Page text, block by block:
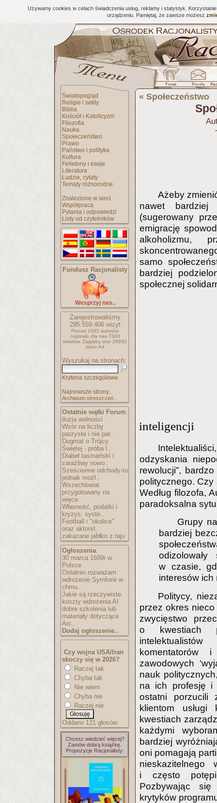
Używamy cookies w celach świadczenia usług, reklamy i statystyk.
urządzeniu. Pamiętaj, że zawsze możesz
Światopogląd
Religie i sekty
Biblia
Kościół i Katolicyzm
Filozofia
Nauka
Społeczeństwo
Prawo
Państwo i polityka
Kultura
Felietony i eseje
Literatura
Ludzie, cytaty
Tematy różnorodne
Znalezione w sieci
Współpraca
Pytania i odpowiedzi
Listy od czytelników
Fundusz Racjonalisty
Wesprzyj nas..
Zarejestrowaliśmy
295.559.406wizyt
Ponad 1062 autorów
napisało dla nas 7343
tekstów. Zajęłyby one 28930
stron A4
Wyszukaj na stronach:
Kryteria szczegółowe
Najnowsze strony..
Archiwum streszczeń..
Ostatnie wątki Forum:
iluzja wolności
Wzór na liczby
parzyste i nie par..
Dogmat o Trójcy
Świętej - próba l..
Diabeł tasmański i
zaraźliwy nowo..
Sześcienne odchody-to
jednak możl..
Wszechświat
przygotowany na
więce..
Własność, podatki i
kryzys: syste..
Football i "okolice"
oraz aktorst..
zakazane jabłko z raju
Ogłoszenia:
30 marca 1689r w
Polsce
Ostatnio rozważam
wdrożenie Symfonii w
chmu..
Jakie są rzeczywiste
koszty wdrożenia AI
dobre szkolenia lub
materiały dotyczące
Arc..
Dodaj ogłoszenie..
Czy wojna USA/Iran
skoczy się w 2026?
Raczej tak
Chyba tak
Nie wiem
Chyba nie
Raczej nie
Oddano 121 głosów.
Chcesz wiedzieć więcej?
Zamów dobrą książkę.
Propozycje Racjonalisty:
« Społeczeństwo
Ażeby
nawet bardziej
(sugerowany
emigrację
alkoholizmu,
samo
bardziej
społecznej
inteligencji
odzyskania
rewolucji”,
politycznego. Czy
Według filozofa,
paradoksalna
Grupy
bardziej
w czasie,
interesów
Politycy,
przez okres
zwycięstwo
o kwestiach
komentatorów
zawodowych
nauk
na ich profesję i
ostatni porzucili
klientom usługi
kwestiach
każdymi
bardziej
oni pomagają
nieskazitelnego
i często
Pozbywając
krytyków